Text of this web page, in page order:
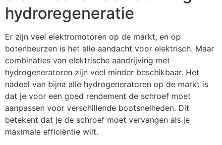
hydroregeneratie
Er zijn veel elektromotoren op de markt, en op
botenbeurzen is het alle aandacht voor elektrisch. Maar
combinaties van elektrische aandrijving met
hydrogeneratoren zijn veel minder beschikbaar. Het
nadeel van bijna alle hydrogeneratoren op de markt is
dat je voor een goed rendement de schroef moet
aanpassen voor verschillende bootsnelheden. Dit
betekent dat je de schroef moet vervangen als je
maximale efficiëntie wilt.